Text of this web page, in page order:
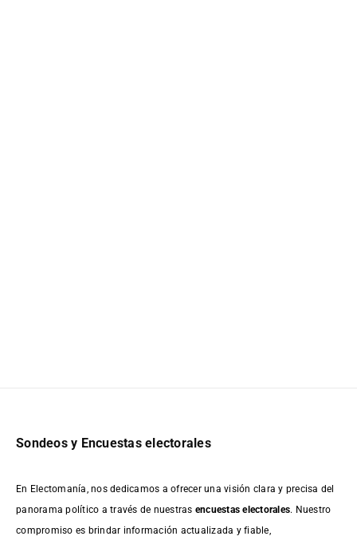
Sondeos y Encuestas electorales
En Electomanía, nos dedicamos a ofrecer una visión clara y precisa del
panorama político a través de nuestras encuestas electorales. Nuestro
compromiso es brindar información actualizada y fiable,